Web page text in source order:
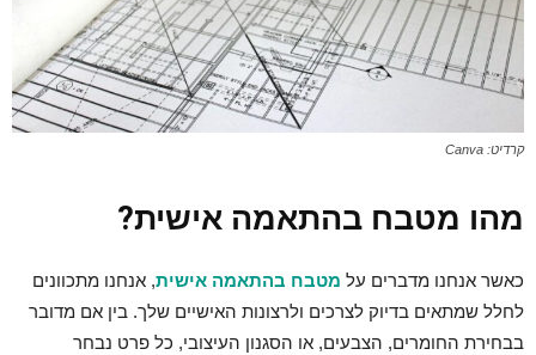
קרדיט: Canva
מהו מטבח בהתאמה אישית?
כאשר אנחנו מדברים על מטבח בהתאמה אישית, אנחנו מתכוונים
לחלל שמתאים בדיוק לצרכים ולרצונות האישיים שלך. בין אם מדובר
בבחירת החומרים, הצבעים, או הסגנון העיצובי, כל פרט נבחר